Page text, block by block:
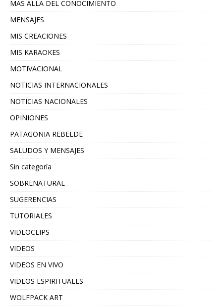
MAS ALLA DEL CONOCIMIENTO
MENSAJES
MIS CREACIONES
MIS KARAOKES
MOTIVACIONAL
NOTICIAS INTERNACIONALES
NOTICIAS NACIONALES
OPINIONES
PATAGONIA REBELDE
SALUDOS Y MENSAJES
Sin categoría
SOBRENATURAL
SUGERENCIAS
TUTORIALES
VIDEOCLIPS
VIDEOS
VIDEOS EN VIVO
VIDEOS ESPIRITUALES
WOLFPACK ART